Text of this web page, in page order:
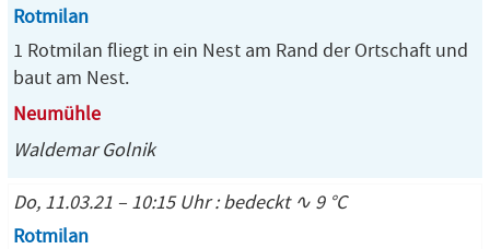
Rotmilan
1 Rotmilan fliegt in ein Nest am Rand der Ortschaft und
baut am Nest.
Neumühle
Waldemar Golnik
Do, 11.03.21 – 10:15 Uhr : bedeckt ∿ 9 °C
Rotmilan